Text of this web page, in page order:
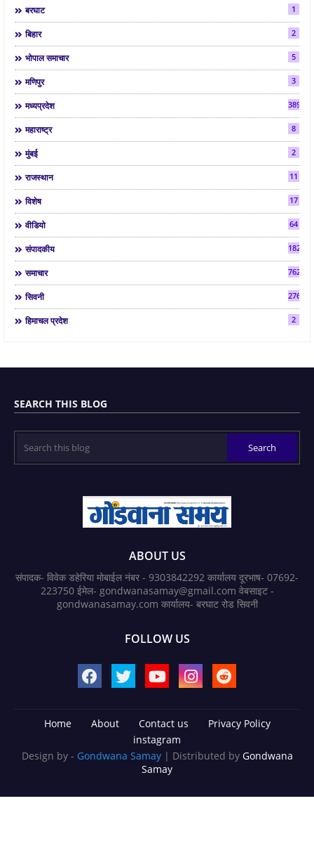
बरघाट 1
बिहार 2
भोपाल समाचार 5
मणिपुर 3
मध्यप्रदेश 3892
महाराष्ट्र 8
मुंबई 2
राजस्थान 11
विशेष 17
वीडियो 64
संपादकीय 182
समाचार 7624
सिवनी 2763
हिमाचल प्रदेश 2
SEARCH THIS BLOG
ABOUT US
संपादक- विवेक डहेरिया मोबाईल नंबर - 9303842292 कार्यालय दूरभाष- 07692-
223750 ईमेल- gondwanasamay@gmail.com वेबसाइट -
gondwanasamay.com कार्यालय- बरघाट रोड सिवनी
FOLLOW US
Home About Contact us
Privacy Policy
instagram
Design by - Gondwana Samay | Distributed by Gondwana
Samay